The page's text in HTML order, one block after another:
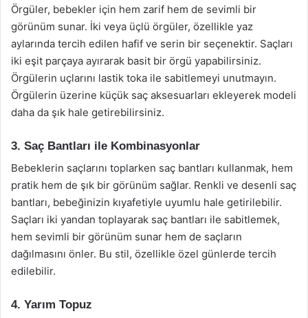
Örgüler, bebekler için hem zarif hem de sevimli bir
görünüm sunar. İki veya üçlü örgüler, özellikle yaz
aylarında tercih edilen hafif ve serin bir seçenektir. Saçları
iki eşit parçaya ayırarak basit bir örgü yapabilirsiniz.
Örgülerin uçlarını lastik toka ile sabitlemeyi unutmayın.
Örgülerin üzerine küçük saç aksesuarları ekleyerek modeli
daha da şık hale getirebilirsiniz.
3. Saç Bantları ile Kombinasyonlar
Bebeklerin saçlarını toplarken saç bantları kullanmak, hem
pratik hem de şık bir görünüm sağlar. Renkli ve desenli saç
bantları, bebeğinizin kıyafetiyle uyumlu hale getirilebilir.
Saçları iki yandan toplayarak saç bantları ile sabitlemek,
hem sevimli bir görünüm sunar hem de saçların
dağılmasını önler. Bu stil, özellikle özel günlerde tercih
edilebilir.
4. Yarım Topuz